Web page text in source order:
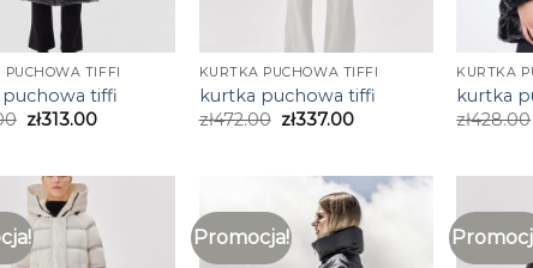
PUCHOWA TIFFI
tiffi
zł313.00
KURTKA PUCHOWA TIFFI
kurtka puchowa tiffi
zł472.00 zł337.00
KURTKA
kurtka
zł428.00
Promocja!